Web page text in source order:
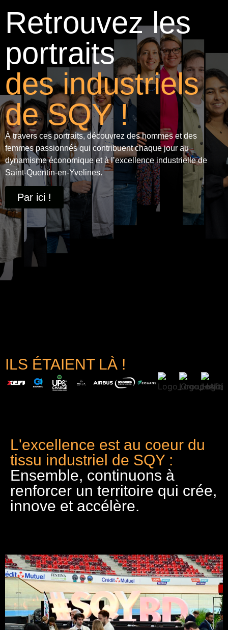
Retrouvez les
portraits
des industriels
de SQY !
À travers ces portraits, découvrez des hommes et des
femmes passionnés qui contribuent chaque jour au
dynamisme économique et àl’excellence industriellede
Saint-Quentin-en-Yvelines.
Par ici !
ILS ÉTAIENT LÀ !
L'excellence est au coeur du
tissu industriel de SQY :
Ensemble, continuons à
renforcer un territoire qui crée,
innove et accélère.